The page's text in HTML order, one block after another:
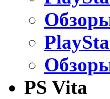
PS Vita